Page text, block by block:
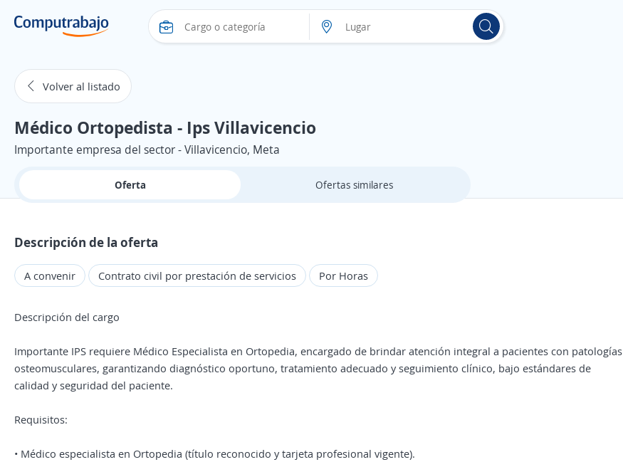
Volver al listado
Médico Ortopedista - Ips Villavicencio
Importante empresa del sector - Villavicencio, Meta
Oferta Ofertas similares
Descripción de la oferta
A convenir Contrato civil por prestación de servicios Por Horas
Descripción del cargo
Importante IPS requiere Médico Especialista en Ortopedia, encargado de brindar atención integral a pacientes con patologías
osteomusculares, garantizando diagnóstico oportuno, tratamiento adecuado y seguimiento clínico, bajo estándares de
calidad y seguridad del paciente.
Requisitos:
• Médico especialista en Ortopedia (título reconocido y tarjeta profesional vigente).